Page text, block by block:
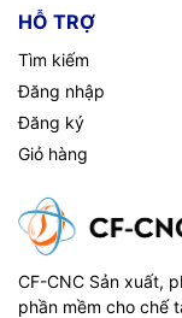
HỖ TRỢ
Tìm kiếm
Đăng nhập
Đăng ký
Giỏ hàng
CF-CNC Sản xuất,
phần mềm cho chế